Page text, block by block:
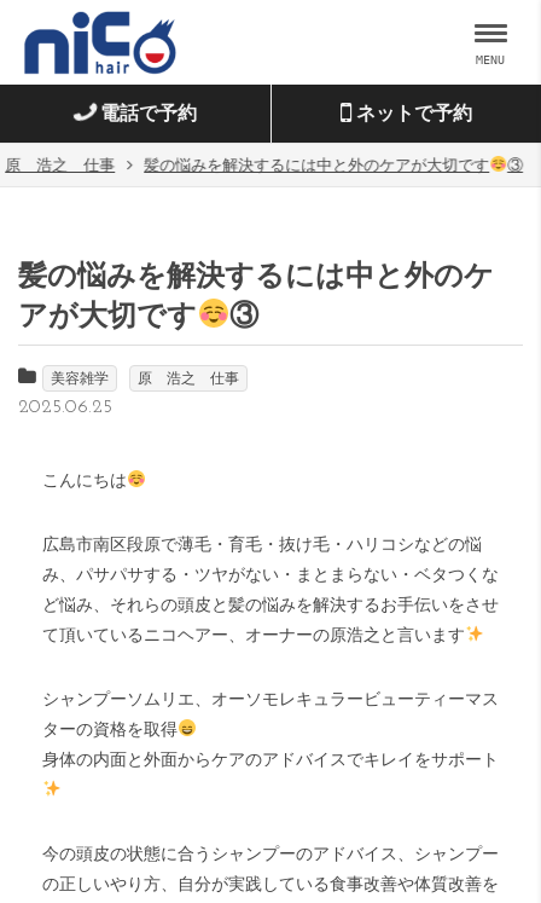
電話で予約 ネットで予約
原 浩之 仕事 髪の悩みを解決するには中と外のケアが大切です ③
髪の悩みを解決するには中と外のケ
アが大切です
③
美容雑学 原 浩之 仕事
2025.06.25
こんにちは
広島市南区段原で薄毛・育毛・抜け毛・ハリコシなどの悩
み、パサパサする・ツヤがない・まとまらない・ベタつくな
ど悩み、それらの頭皮と髪の悩みを解決するお手伝いをさせ
て頂いているニコヘアー、オーナーの原浩之と言います
シャンプーソムリエ、オーソモレキュラービューティーマス
ターの資格を取得
身体の内面と外面からケアのアドバイスでキレイをサポート
今の頭皮の状態に合うシャンプーのアドバイス、シャンプー
の正しいやり方、自分が実践している食事改善や体質改善を
MENU